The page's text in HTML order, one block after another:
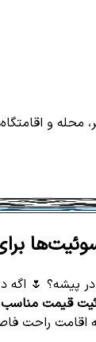
محله و
پیشه؟ 🌷 اگه
قیمت مناسب
اقامت راحت